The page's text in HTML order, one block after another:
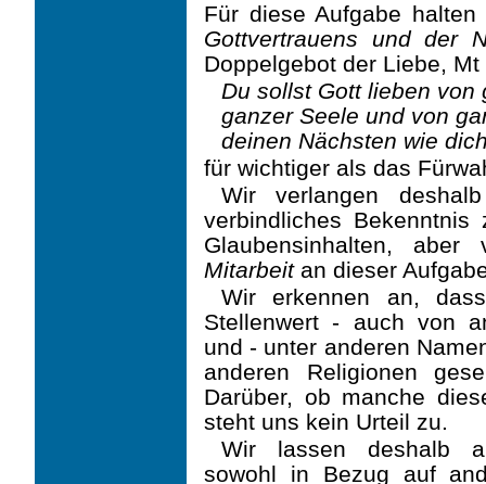
Für diese Aufgabe
Gottvertrauens und der
Doppelgebot der Liebe,
Du sollst Gott lieben von
ganzer Seele und von
deinen Nächsten wie
für wichtiger als das
Wir verlangen
verbindliches
Glaubensinhalten,
Mitarbeitan dieser
Wir erkennen an,
Stellenwert - auch von
und - unter anderen
anderen Religionen
Darüber, ob manche
steht uns kein Urteil zu.
Wir lassen deshalb
sowohl in Bezug auf